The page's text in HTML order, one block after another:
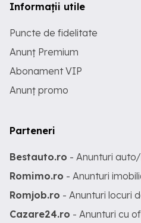
Informații utile
Puncte de fidelitate
Anunț Premium
Abonament VIP
Anunț promo
Parteneri
Bestauto.ro - Anunturi
Romimo.ro - Anunturi
Romjob.ro - Anunturi locuri
Cazare24.ro - Anunturi cu